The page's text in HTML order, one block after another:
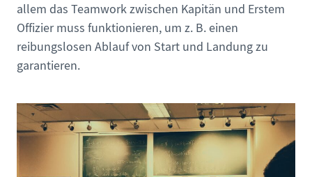
allem das Teamwork zwischen Kapitän und Erstem
Offizier muss funktionieren, um z. B. einen
reibungslosen Ablauf von Start und Landung zu
garantieren.